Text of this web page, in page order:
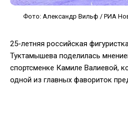
Фото: Александр Вильф / РИА
25-летняя российская
Туктамышева поделилась
спортсменке Камиле Валиевой,
одной из главных фавориток